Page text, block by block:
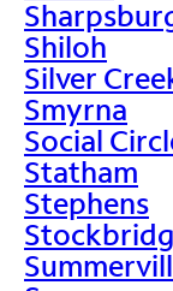
Shiloh
Silver
Smyrna
Social
Statham
Stephens